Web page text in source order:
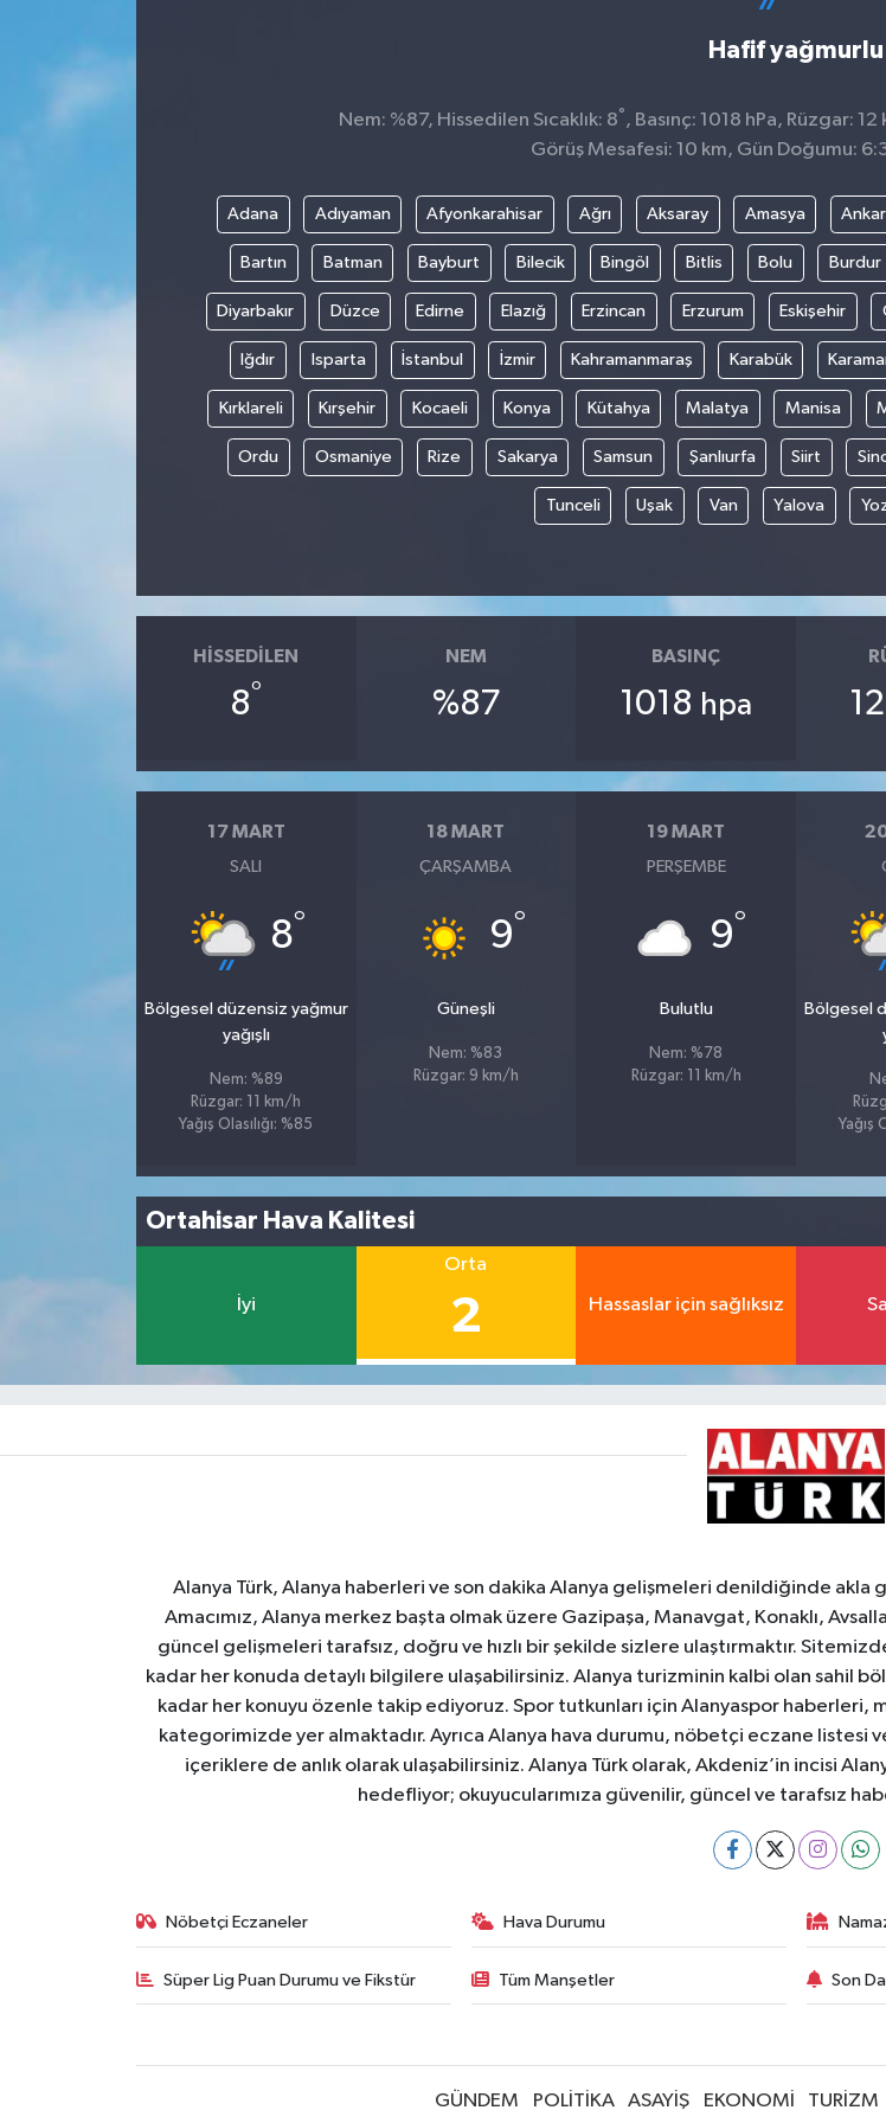
Hafif yağmurlu
Nem: %87, Hissedilen Sıcaklık: 8° , Basınç: 1018 hPa, Rüzgar:
Görüş Mesafesi: 10 km, Gün Doğumu:
Adana Adıyaman Afyonkarahisar Ağrı Aksaray Amasya
Bartın Batman Bayburt Bilecik Bingöl Bitlis Bolu Burdur
Diyarbakır Düzce Edirne Elazığ Erzincan Erzurum Eskişehir
Iğdır Isparta İstanbul İzmir Kahramanmaraş Karabük
Kırklareli Kırşehir Kocaeli Konya Kütahya Malatya Manisa
Ordu Osmaniye Rize Sakarya Samsun Şanlıurfa Siirt
Tunceli Uşak Van Yalova
HISSEDILEN
8°
NEM
%87
BASINÇ
1018 hpa 12
17 MART
SALI
8°
Bölgesel düzensiz yağmur
yağışlı
Nem: %89
Rüzgar: 11 km/h
Yağış Olasılığı: %85
18 MART
ÇARŞAMBA
9°
Güneşli
Nem: %83
Rüzgar: 9 km/h
19 MART
PERŞEMBE
9°
Bulutlu
Nem: %78
Rüzgar: 11 km/h
Bölgesel
Yağış
Ortahisar Hava Kalitesi
İyi
Orta
2 Hassaslar için sağlıksız
Alanya Türk, Alanya haberleri ve son dakika Alanya gelişmeleri denildiğinde akla
Amacımız, Alanya merkez başta olmak üzere Gazipaşa, Manavgat, Konaklı,
güncel gelişmeleri tarafsız, doğru ve hızlı bir şekilde sizlere ulaştırmaktır.
kadar her konuda detaylı bilgilere ulaşabilirsiniz. Alanya turizminin kalbi olan sahil
kadar her konuyu özenle takip ediyoruz. Spor tutkunları için Alanyaspor haberleri,
kategorimizde yer almaktadır. Ayrıca Alanya hava durumu, nöbetçi eczane listesi
içeriklere de anlık olarak ulaşabilirsiniz. Alanya Türk olarak, Akdeniz’in incisi
hedefliyor; okuyucularımıza güvenilir, güncel ve tarafsız
Nöbetçi Eczaneler Hava Durumu
Süper Lig Puan Durumu ve Fikstür Tüm Manşetler Son
GÜNDEM POLİTİKA ASAYİŞ EKONOMİ TURİZM